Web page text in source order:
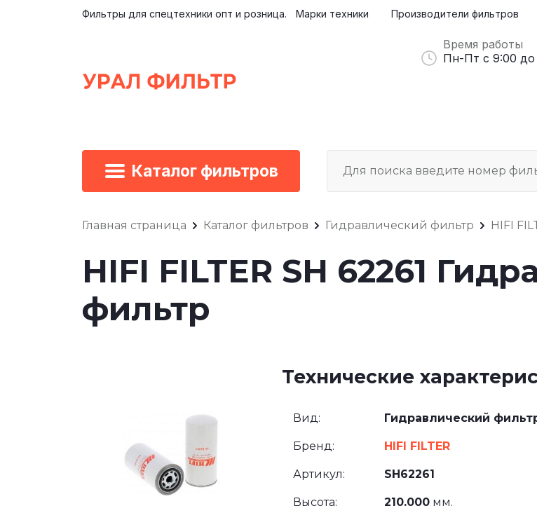
Каталог фильтров
Фильтры для спецтехники опт и розница. Марки техники Производители фильтров
Время работы
Пн-Пт с 9:00 до
Главная страница Каталог фильтров Гидравлический фильтр HIFI
HIFI FILTER SH 62261
фильтр
Технические
Вид: Гидравлический
Бренд: HIFI FILTER
Артикул: SH62261
Высота: 210.000 мм.